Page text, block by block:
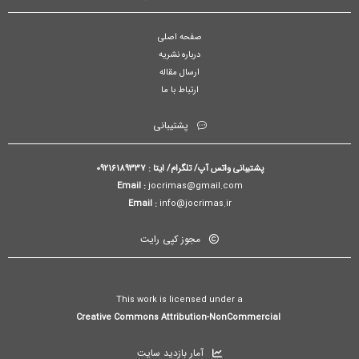
صفحه اصلی
درباره نشریه
ارسال مقاله
ارتباط با ما
پشتیبانی
پشتیبانی واتس آپ/ تلگرام/ ایتا : 09216189337
Email :jocrimas@gmail.com
Email :info@jocrimas.ir
مجوز کپی رایت
This work is licensed under a
آمار بازدید سایت